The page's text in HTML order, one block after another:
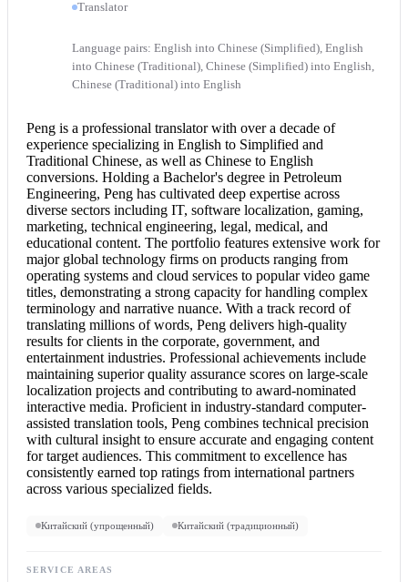
Translator
Language pairs: English into Chinese (Simplified), English
into Chinese (Traditional), Chinese (Simplified) into English,
Chinese (Traditional) into English
Peng is a professional translator with over a decade of
experience specializing in English to Simplified and
Traditional Chinese, as well as Chinese to English
conversions. Holding a Bachelor's degree in Petroleum
Engineering, Peng has cultivated deep expertise across
diverse sectors including IT, software localization, gaming,
marketing, technical engineering, legal, medical, and
educational content. The portfolio features extensive work for
major global technology firms on products ranging from
operating systems and cloud services to popular video game
titles, demonstrating a strong capacity for handling complex
terminology and narrative nuance. With a track record of
translating millions of words, Peng delivers high-quality
results for clients in the corporate, government, and
entertainment industries. Professional achievements include
maintaining superior quality assurance scores on large-scale
localization projects and contributing to award-nominated
interactive media. Proficient in industry-standard computer-
assisted translation tools, Peng combines technical precision
with cultural insight to ensure accurate and engaging content
for target audiences. This commitment to excellence has
consistently earned top ratings from international partners
across various specialized fields.
Китайский (упрощенный) Китайский (традиционный)
SERVICE AREAS